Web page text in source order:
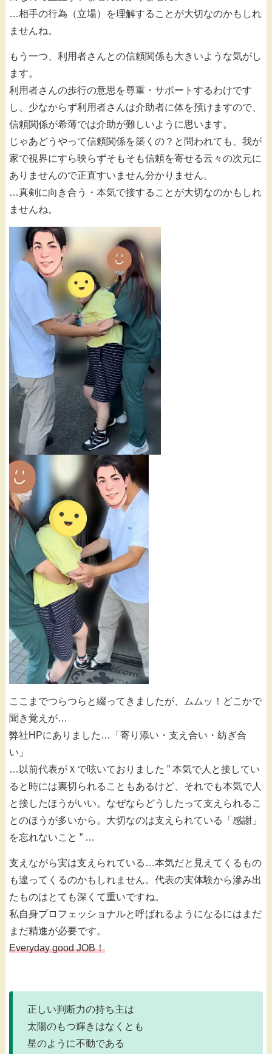
…相手の行為（立場）を理解することが大切なのかもしれ
ませんね。
もう一つ、利用者さんとの信頼関係も大きいような気がし
ます。
利用者さんの歩行の意思を尊重・サポートするわけです
し、少なからず利用者さんは介助者に体を預けますので、
信頼関係が希薄では介助が難しいように思います。
じゃあどうやって信頼関係を築くの？と問われても、我が
家で視界にすら映らずそもそも信頼を寄せる云々の次元に
ありませんので正直すいません分かりません。
…真剣に向き合う・本気で接することが大切なのかもしれ
ませんね。
ここまでつらつらと綴ってきましたが、ムムッ！どこかで
聞き覚えが…
弊社HPにありました…「寄り添い・支え合い・紡ぎ合
い」
…以前代表がＸで呟いておりました ” 本気で人と接してい
ると時には裏切られることもあるけど、それでも本気で人
と接したほうがいい。なぜならどうしたって支えられるこ
とのほうが多いから。大切なのは支えられている「感謝」
を忘れないこと ” …
支えながら実は支えられている…本気だと見えてくるもの
も違ってくるのかもしれません。代表の実体験から滲み出
たものはとても深くて重いですね。
私自身プロフェッショナルと呼ばれるようになるにはまだ
まだ精進が必要です。
Everyday good JOB！
正しい判断力の持ち主は
太陽のもつ輝きはなくとも
星のように不動である